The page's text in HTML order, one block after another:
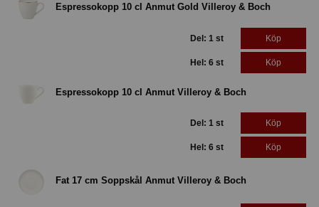
Espressokopp 10 cl Anmut Gold Villeroy & Boch
Del: 1 st Köp
Hel: 6 st Köp
Espressokopp 10 cl Anmut Villeroy & Boch
Del: 1 st Köp
Hel: 6 st Köp
Fat 17 cm Soppskål Anmut Villeroy & Boch